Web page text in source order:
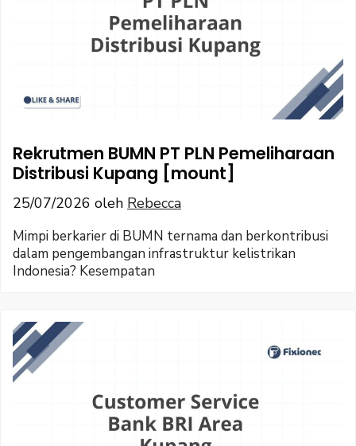
Rekrutmen BUMN PT PLN Pemeliharaan
Distribusi Kupang [mount]
25/07/2026 oleh Rebecca
Mimpi berkarier di BUMN ternama dan berkontribusi
dalam pengembangan infrastruktur kelistrikan
Indonesia? Kesempatan